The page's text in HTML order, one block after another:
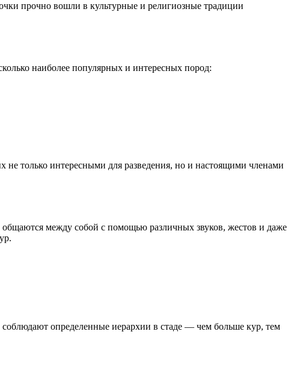
прочно вошли в культурные и религиозные традиции
наиболее популярных и интересных пород:
не только интересными для разведения, но и настоящими членами
между собой с помощью различных звуков, жестов и даже
определенные иерархии в стаде — чем больше кур, тем